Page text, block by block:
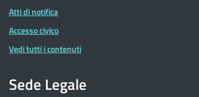
Atti di notifica
Accesso civico
Vedi tutti i contenuti
Sede Legale